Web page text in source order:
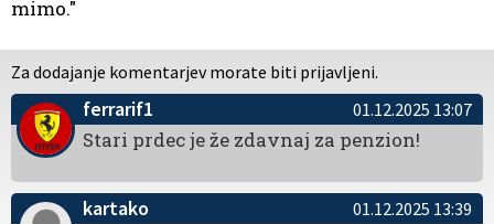
mimo."
Za dodajanje komentarjev morate biti prijavljeni.
ferrarif1 01.12.2025 13:07
Stari prdec je že zdavnaj za penzion!
kartako 01.12.2025 13:39